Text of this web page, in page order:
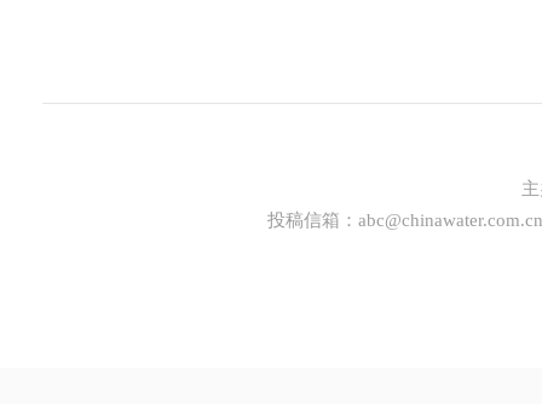
投稿信箱： abc@chinawater.com.cn